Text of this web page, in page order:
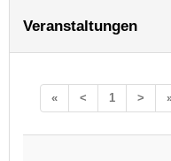
Veranstaltungen
« < 1 >